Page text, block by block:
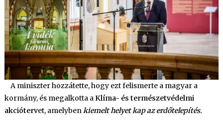
A miniszter hozzátette, hogy ezt felismerte a magyar a
kormány, és megalkotta aKlíma- és természetvédelmi
akciótervet, amelybenkiemelt helyet kap az erdőtelepítés.